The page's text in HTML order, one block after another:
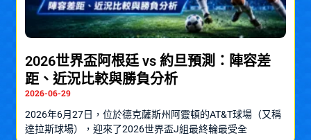
2026世界盃阿根廷 vs 約旦預測：陣容差
距、近況比較與勝負分析
2026-06-29
2026年6月27日，位於德克薩斯州阿靈頓的AT&T球場（又稱
達拉斯球場），迎來了2026世界盃J組最終輪最受全